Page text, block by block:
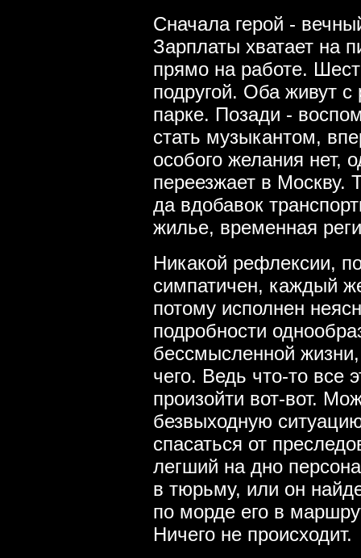
Сначала герой -
Зарплаты хватает на
прямо на работе.
подругой. Оба живут
парке. Позади -
стать музыкантом,
особого желания нет,
переезжает в Москву.
да вдобавок
жилье, временная
Никакой рефлексии,
симпатичен, каждый
потому исполнен
подробности
бессмысленной
чего. Ведь что-то все
произойти вот-вот.
безвыходную
спасаться от
легший на дно
в тюрьму, или он
по морде его в
Ничего не происходит.